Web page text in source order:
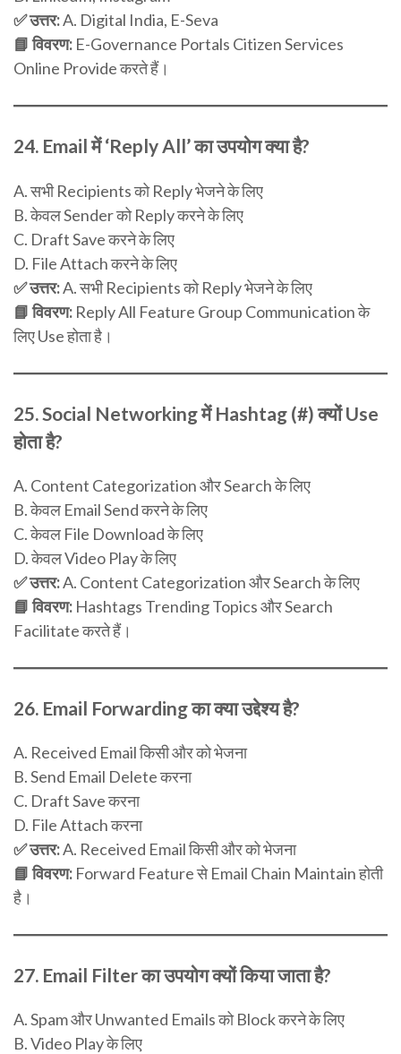
✅ उत्तर:A. Digital India, E-Seva
📘 विवरण: E-Governance Portals Citizen Services
Online Provide करते हैं।
24. Email में ‘Reply All’ का उपयोग क्या है?
A. सभी Recipients को Reply भेजने के लिए
B. केवल Sender को Reply करने के लिए
C. Draft Save करने के लिए
D. File Attach करने के लिए
✅ उत्तर:A. सभी Recipients को Reply भेजने के लिए
📘 विवरण: Reply All Feature Group Communication के
लिए Use होता है।
25.Social Networking में Hashtag (#) क्यों Use
होता है?
A. Content Categorization और Search के लिए
B. केवल Email Send करने के लिए
C. केवल File Download के लिए
D. केवल Video Play के लिए
✅ उत्तर:A. Content Categorization और Search के लिए
📘 विवरण: Hashtags Trending Topics और Search
Facilitate करते हैं।
26. Email Forwarding का क्या उद्देश्य है?
A. Received Email किसी और को भेजना
B. Send Email Delete करना
C. Draft Save करना
D. File Attach करना
✅ उत्तर:A. Received Email किसी और को भेजना
📘 विवरण: Forward Feature से Email Chain Maintain होती
है।
27. Email Filter का उपयोग क्यों किया जाता है?
A. Spam और Unwanted Emails को Block करने के लिए
B. Video Play के लिए